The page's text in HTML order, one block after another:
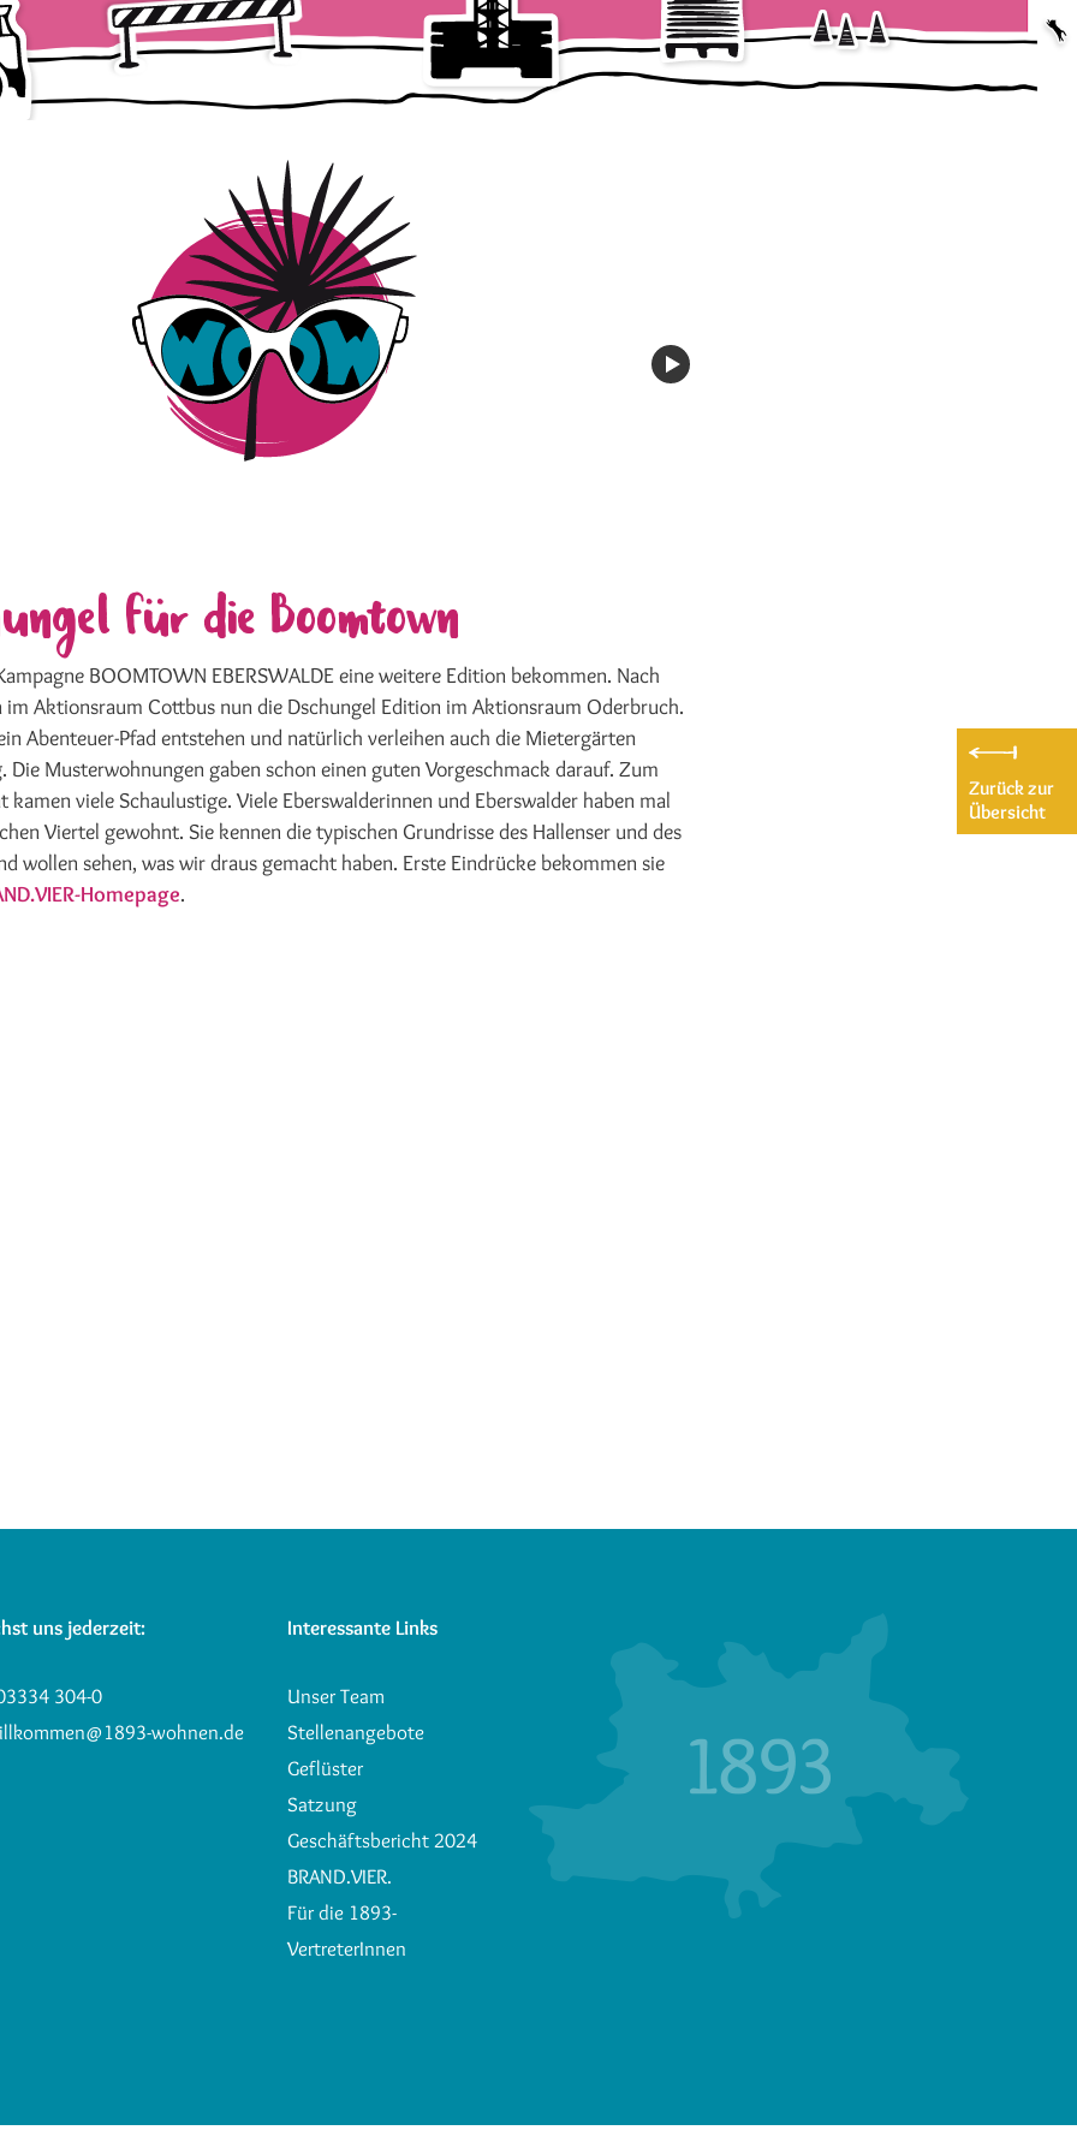
für die Boomtown
BOOMTOWN EBERSWALDE eine weitere Edition bekommen. Nach
im Aktionsraum Cottbus nun die Dschungel Edition im Aktionsraum Oderbruch.
Abenteuer-Pfad entstehen und natürlich verleihen auch die Mietergärten
Die Musterwohnungen gaben schon einen guten Vorgeschmack darauf. Zum
kamen viele Schaulustige. Viele Eberswalderinnen und Eberswalder haben mal
Viertel gewohnt. Sie kennen die typischen Grundrisse des Hallenser und des
wollen sehen, was wir draus gemacht haben. Erste Eindrücke bekommen sie
Homepage.
Zurück zur
Übersicht
uns jederzeit:
304-0
wohnen.de
Interessante Links
Unser Team
Stellenangebote
Geflüster
Satzung
Geschäftsbericht 2024
BRAND.VIER.
Für die 1893-
VertreterInnen